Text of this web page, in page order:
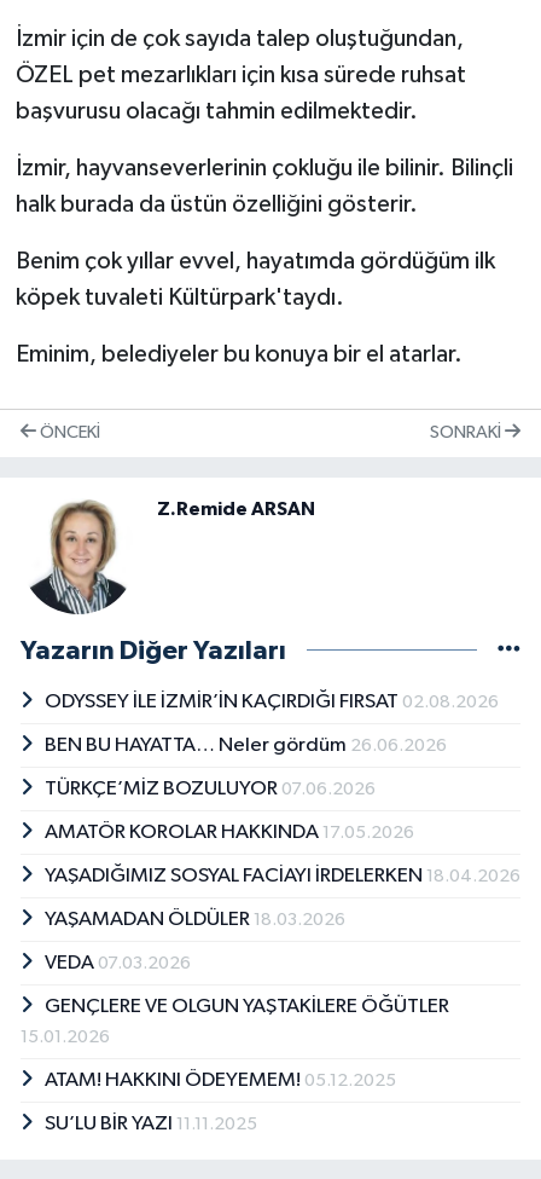
İzmir için de çok sayıda talep oluştuğundan,
ÖZEL pet mezarlıkları için kısa sürede ruhsat
başvurusu olacağı tahmin edilmektedir.
İzmir, hayvanseverlerinin çokluğu ile bilinir. Bilinçli
halk burada da üstün özelliğini gösterir.
Benim çok yıllar evvel, hayatımda gördüğüm ilk
köpek tuvaleti Kültürpark'taydı.
Eminim, belediyeler bu konuya bir el atarlar.
ÖNCEKI SONRAKI
Z.Remide ARSAN
Yazarın Diğer Yazıları
ODYSSEY İLE İZMİR’İN KAÇIRDIĞI FIRSAT 02.08.2026
BEN BU HAYATTA… Neler gördüm 26.06.2026
TÜRKÇE’MİZ BOZULUYOR 07.06.2026
AMATÖR KOROLAR HAKKINDA 17.05.2026
YAŞADIĞIMIZ SOSYAL FACİAYI İRDELERKEN 18.04.2026
YAŞAMADAN ÖLDÜLER 18.03.2026
VEDA 07.03.2026
GENÇLERE VE OLGUN YAŞTAKİLERE ÖĞÜTLER
15.01.2026
ATAM! HAKKINI ÖDEYEMEM! 05.12.2025
SU’LU BİR YAZI 11.11.2025